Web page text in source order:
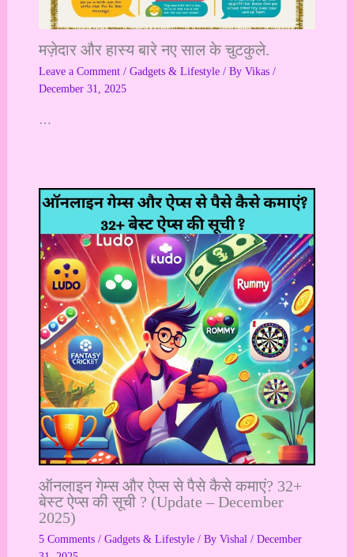
मज़ेदार और हास्य बारे नए साल के चुटकुले.
Leave a Comment / Gadgets & Lifestyle/ By Vikas /
December 31, 2025
…
ऑनलाइन गेम्स और ऐप्स से पैसे कैसे कमाएं? 32+
बेस्ट ऐप्स की सूची ? (Update – December
2025)
5 Comments / Gadgets & Lifestyle/ By Vishal / December